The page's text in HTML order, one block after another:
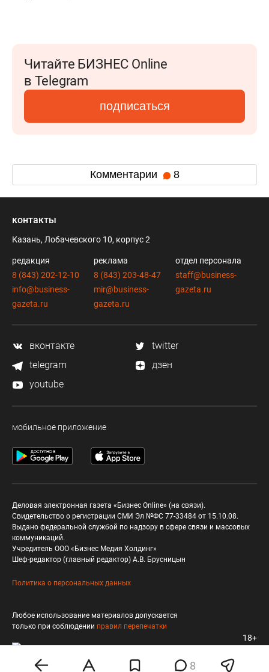
Читайте БИЗНЕС Online
в Telegram
подписаться
Комментарии 8
8
контакты
Казань, Лобачевского 10, корпус 2
редакция
8 (843) 202-12-10
info@business-
gazeta.ru
реклама
8 (843) 203-48-47
mir@business-
gazeta.ru
отдел персонала
staff@business-
gazeta.ru
вконтакте
twitter
telegram
дзен
youtube
мобильное приложение
Деловая электронная газета «Бизнес Online» (на связи).
Свидетельство о регистрации СМИ Эл №ФС 77-33484 от 15.10.08.
Выдано федеральной службой по надзору в сфере связи и массовых
коммуникаций.
Учредитель ООО «Бизнес Медия Холдинг»
Шеф-редактор (главный редактор) А.В. Брусницын
Политика о персональных данных
Любое использование материалов допускается
только при соблюдении правил перепечатки
18+